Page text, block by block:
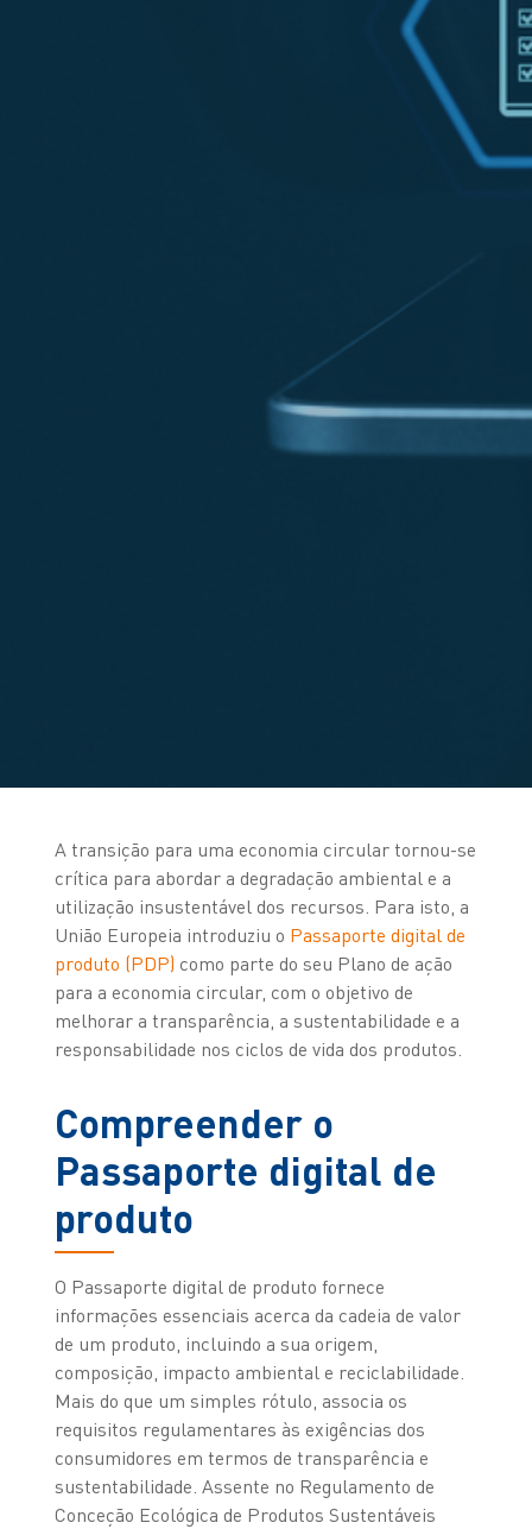
A transição para uma economia circular tornou-se
crítica para abordar a degradação ambiental e a
utilização insustentável dos recursos. Para isto, a
União Europeia introduziu o Passaporte digital de
produto (PDP) como parte do seu Plano de ação
para a economia circular, com o objetivo de
melhorar a transparência, a sustentabilidade e a
responsabilidade nos ciclos de vida dos produtos.
Compreender o
Passaporte digital de
produto
O Passaporte digital de produto fornece
informações essenciais acerca da cadeia de valor
de um produto, incluindo a sua origem,
composição, impacto ambiental e reciclabilidade.
Mais do que um simples rótulo, associa os
requisitos regulamentares às exigências dos
consumidores em termos de transparência e
sustentabilidade. Assente no Regulamento de
Conceção Ecológica de Produtos Sustentáveis